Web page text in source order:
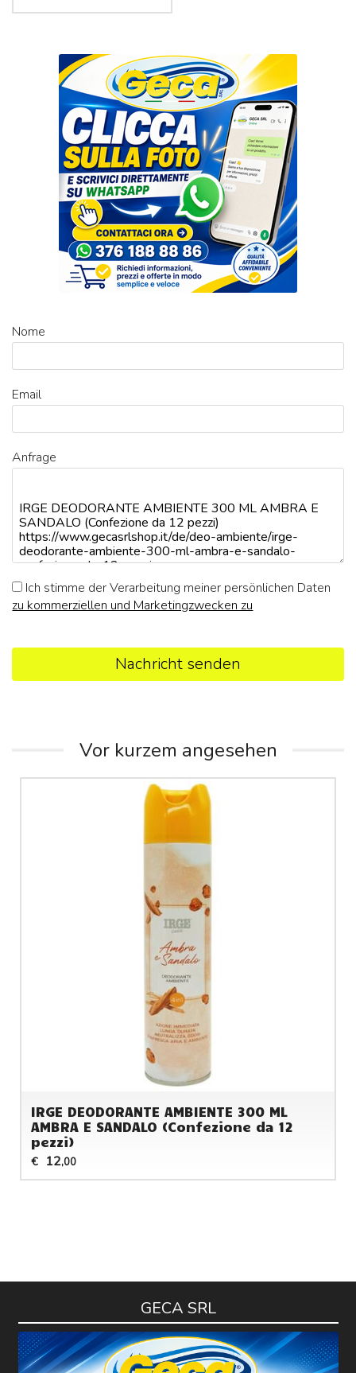
Nome
Email
Anfrage
Ich stimme der Verarbeitung meiner persönlichen Daten
zu kommerziellen und Marketingzwecken zu
Nachricht senden
Vor kurzem angesehen
IRGE DEODORANTE AMBIENTE 300 ML
AMBRA E SANDALO (Confezione da 12
pezzi)
€ 12,00
GECA SRL